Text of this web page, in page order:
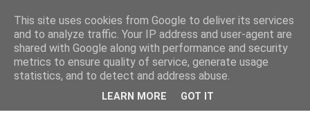
MENU
This site uses cookies from Google to deliver its services
and to analyze traffic. Your IP address and user-agent are
shared with Google along with performance and security
metrics to ensure quality of service, generate usage
statistics, and to detect and address abuse.
LEARN MORE GOT IT